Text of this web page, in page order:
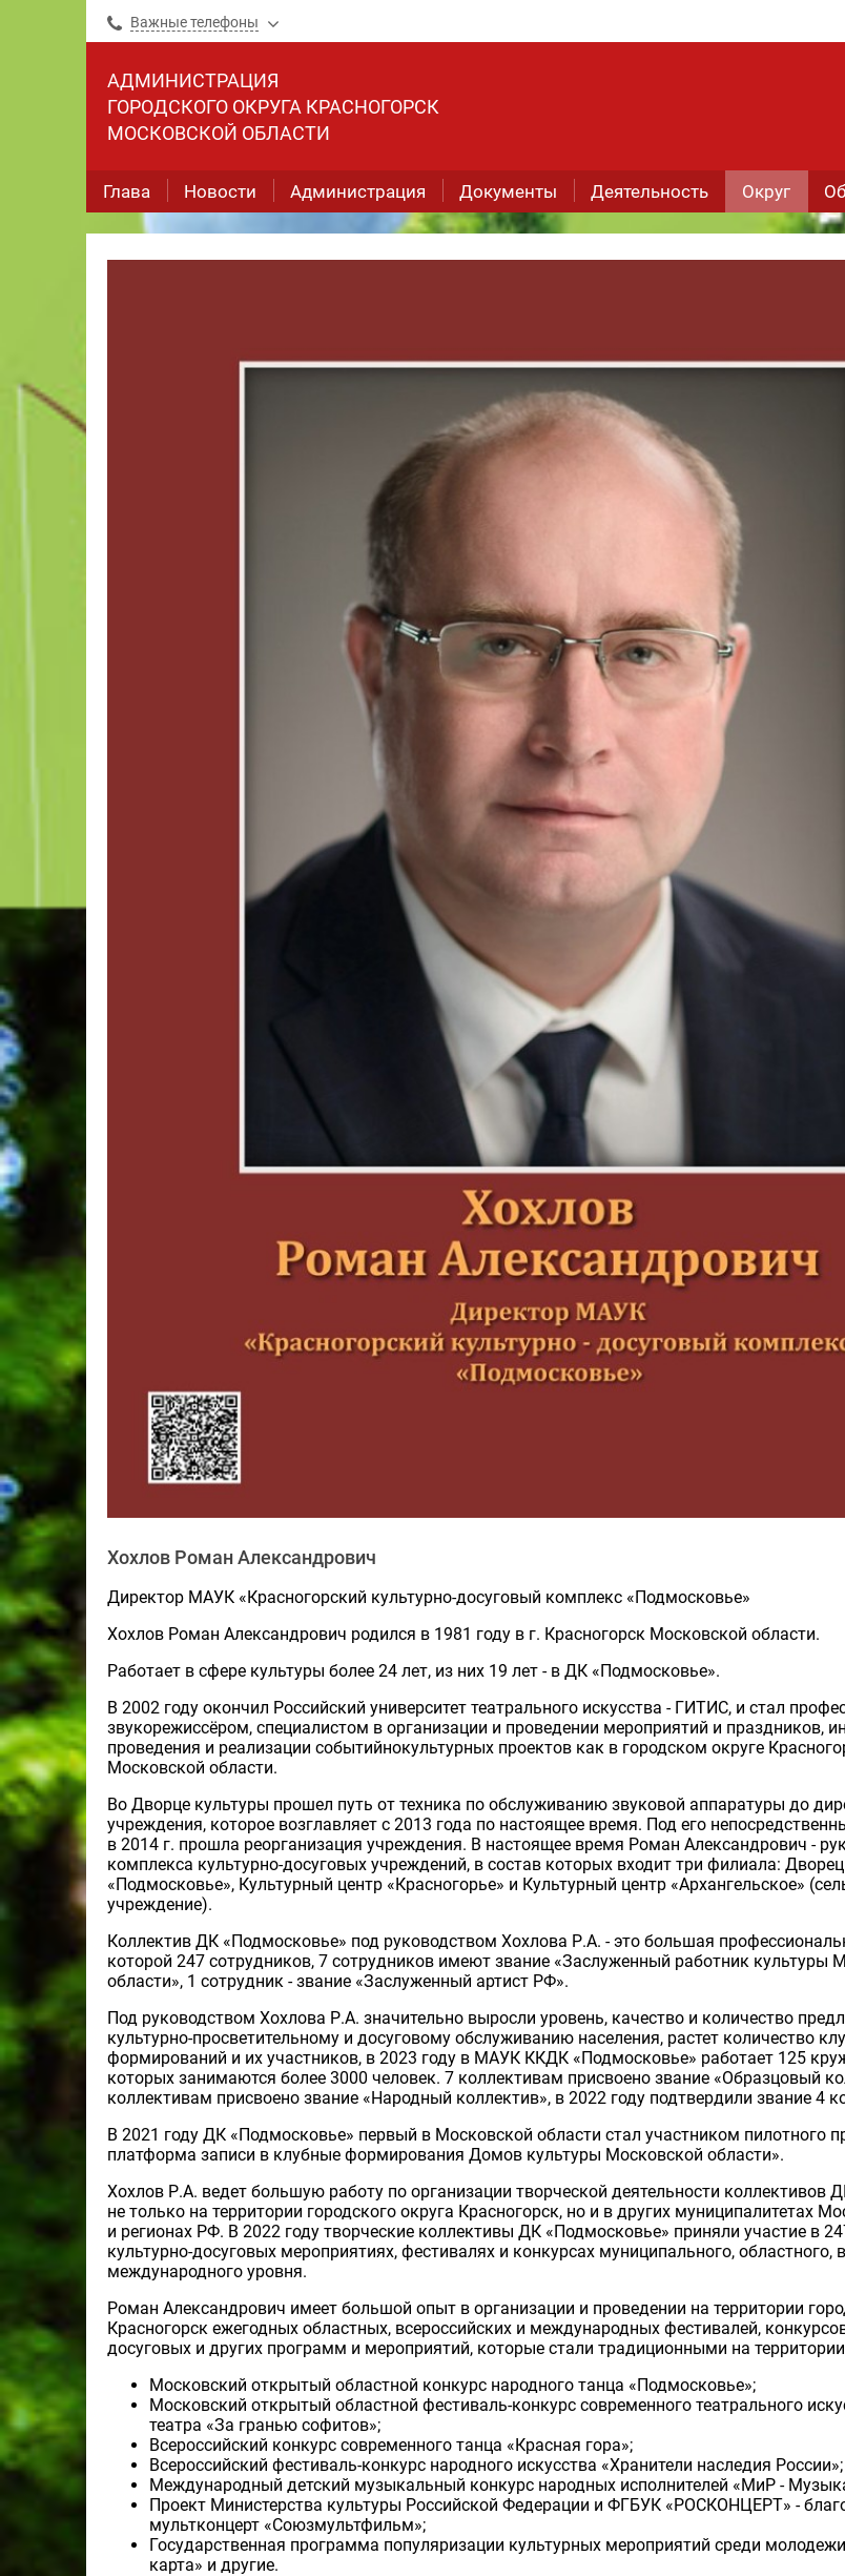
Важные телефоны
АДМИНИСТРАЦИЯ
ГОРОДСКОГО ОКРУГА КРАСНОГОРСК
МОСКОВСКОЙ ОБЛАСТИ
Глава Новости Администрация Документы Деятельность Округ
Хохлов Роман Александрович
Директор МАУК «Красногорский культурно-досуговый комплекс «Подмосковье»
Хохлов Роман Александрович родился в 1981 году в г. Красногорск Московской области.
Работает в сфере культуры более 24 лет, из них 19 лет - в ДК «Подмосковье».
В 2002 году окончил Российский университет театрального искусства - ГИТИС, и стал
звукорежиссёром, специалистом в организации и проведении мероприятий и праздников,
проведения и реализации событийно­культурных проектов как в городском округе
Московской области.
Во Дворце культуры прошел путь от техника по обслуживанию звуковой аппаратуры до
учреждения, которое возглавляет с 2013 года по настоящее время. Под его
в 2014 г. прошла реорганизация учреждения. В настоящее время Роман Александрович -
комплекса культурно-досуговых учреждений, в состав которых входит три филиала:
«Подмосковье», Культурный центр «Красногорье» и Культурный центр «Архангельское»
учреждение).
Коллектив ДК «Подмосковье» под руководством Хохлова Р.А. - это большая
которой 247 сотрудников, 7 сотрудников имеют звание «Заслуженный работник культуры
области», 1 сотрудник - звание «Заслуженный артист РФ».
Под руководством Хохлова Р.А. значительно выросли уровень, качество и количество
культурно-просветительному и досуговому обслуживанию населения, растет количество
формирований и их участников, в 2023 году в МАУК ККДК «Подмосковье» работает 125
которых занимаются более 3000 человек. 7 коллективам присвоено звание «Образцовый
коллективам присвоено звание «Народный коллектив», в 2022 году подтвердили звание 4
В 2021 году ДК «Подмосковье» первый в Московской области стал участником пилотного
платформа записи в клубные формирования Домов культуры Московской области».
Хохлов Р.А. ведет большую работу по организации творческой деятельности коллективов
не только на территории городского округа Красногорск, но и в других муниципалитетах
и регионах РФ. В 2022 году творческие коллективы ДК «Подмосковье» приняли участие в
культурно-досуговых мероприятиях, фестивалях и конкурсах муниципального, областного,
международного уровня.
Роман Александрович имеет большой опыт в организации и проведении на территории
Красногорск ежегодных областных, всероссийских и международных фестивалей,
досуговых и других программ и мероприятий, которые стали традиционными на
Московский открытый областной конкурс народного танца «Подмосковье»;
Московский открытый областной фестиваль-конкурс современного театрального
театра «За гранью софитов»;
Всероссийский конкурс современного танца «Красная гора»;
Всероссийский фестиваль-конкурс народного искусства «Хранители наследия России»;
Международный детский музыкальный конкурс народных исполнителей «МиР -
Проект Министерства культуры Российской Федерации и ФГБУК «РОСКОНЦЕРТ» -
мультконцерт «Союзмультфильм»;
Государственная программа популяризации культурных мероприятий среди
карта» и другие.